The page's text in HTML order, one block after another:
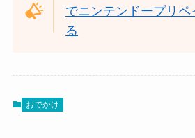
でニンテンドープリペ
る
おでかけ